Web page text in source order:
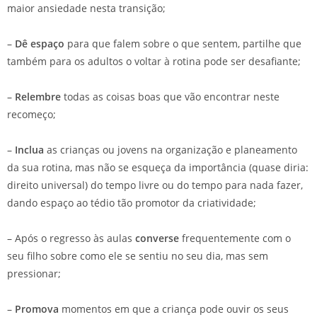
maior ansiedade nesta transição;
– Dê espaço para que falem sobre o que sentem, partilhe que
também para os adultos o voltar à rotina pode ser desafiante;
– Relembre todas as coisas boas que vão encontrar neste
recomeço;
– Inclua as crianças ou jovens na organização e planeamento
da sua rotina, mas não se esqueça da importância (quase diria:
direito universal) do tempo livre ou do tempo para nada fazer,
dando espaço ao tédio tão promotor da criatividade;
– Após o regresso às aulas converse frequentemente com o
seu filho sobre como ele se sentiu no seu dia, mas sem
pressionar;
– Promova momentos em que a criança pode ouvir os seus